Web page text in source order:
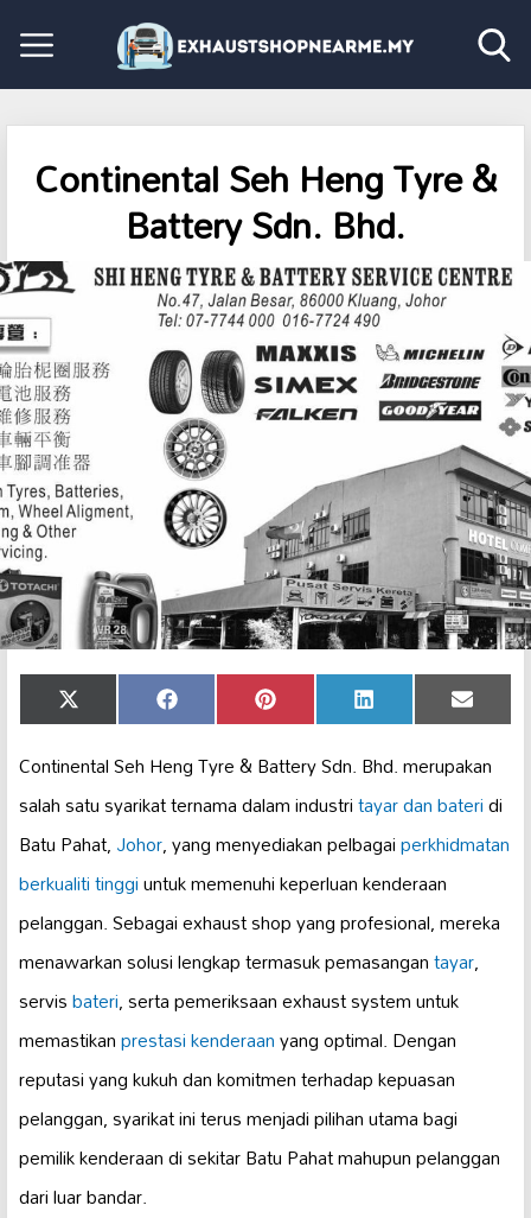
Continental Seh Heng Tyre &
Battery Sdn. Bhd.
Share
on
X
(Twitter)
Share
on
Facebook Share
on
Pinterest Share
on
LinkedIn Share
on
Email
Continental Seh Heng Tyre & Battery Sdn. Bhd. merupakan
salah satu syarikat ternama dalam industritayar dan bateridi
Batu Pahat,Johor, yang menyediakan pelbagaiperkhidmatan
berkualiti tinggiuntuk memenuhi keperluan kenderaan
pelanggan. Sebagai exhaust shop yang profesional, mereka
menawarkan solusi lengkap termasuk pemasangantayar,
servisbateri, serta pemeriksaan exhaust system untuk
memastikanprestasi kenderaanyang optimal. Dengan
reputasi yang kukuh dan komitmen terhadap kepuasan
pelanggan, syarikat ini terus menjadi pilihan utama bagi
pemilik kenderaan di sekitar Batu Pahat mahupun pelanggan
dari luar bandar.